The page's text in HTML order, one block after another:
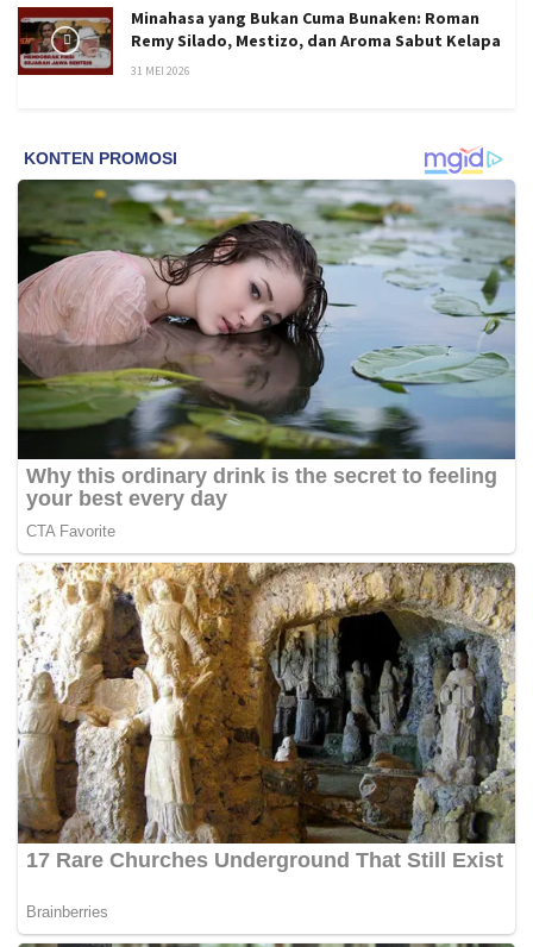
Minahasa yang Bukan Cuma Bunaken: Roman
Remy Silado, Mestizo, dan Aroma Sabut Kelapa
31 MEI 2026